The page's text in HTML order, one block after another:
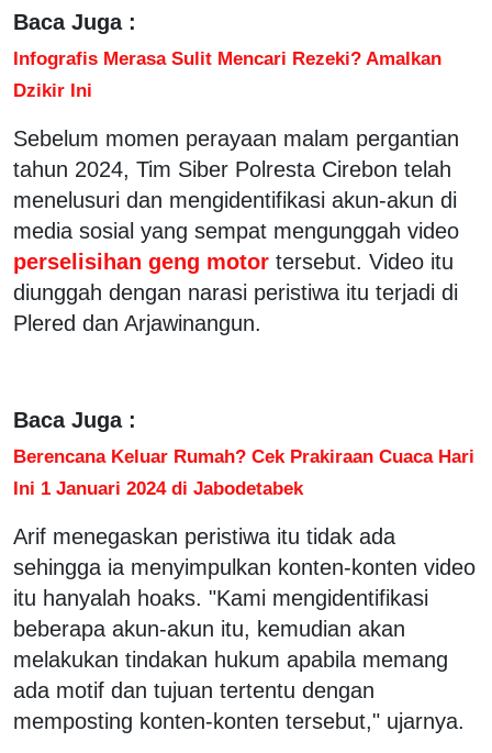
Baca Juga :
Infografis Merasa Sulit Mencari Rezeki? Amalkan
Dzikir Ini
Sebelum momen perayaan malam pergantian
tahun 2024, Tim Siber Polresta Cirebon telah
menelusuri dan mengidentifikasi akun-akun di
media sosial yang sempat mengunggah video
perselisihan geng motor tersebut. Video itu
diunggah dengan narasi peristiwa itu terjadi di
Plered dan Arjawinangun.
Baca Juga :
Berencana Keluar Rumah? Cek Prakiraan Cuaca Hari
Ini 1 Januari 2024 di Jabodetabek
Arif menegaskan peristiwa itu tidak ada
sehingga ia menyimpulkan konten-konten video
itu hanyalah hoaks. "Kami mengidentifikasi
beberapa akun-akun itu, kemudian akan
melakukan tindakan hukum apabila memang
ada motif dan tujuan tertentu dengan
memposting konten-konten tersebut," ujarnya.